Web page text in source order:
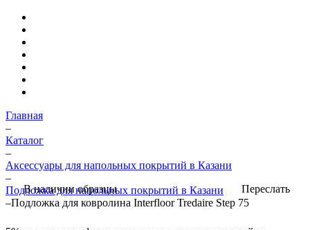
Главная
–
Каталог
–
Аксессуары для напольных покрытий в Казани
–
Подложка для напольных покрытий в Казани
–Подложка для ковролина Interfloor Tredaire Step 75
В наличии образцы Переслать